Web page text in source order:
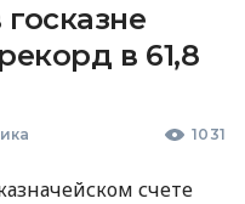
в 61,8
1031
счете